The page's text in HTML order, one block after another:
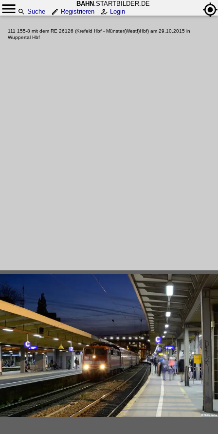
BAHN .STARTBILDER.DE
Suche
Registrieren Login
111 155-8 mit dem RE 26126 (Krefeld Hbf - Münster(Westf)Hbf) am 29.10.2015 in
Wuppertal Hbf